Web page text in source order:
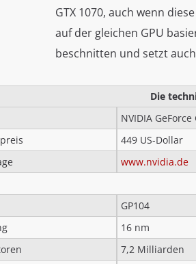
GTX 1070, auch wenn
auf der gleichen GPU
beschnitten und setzt
Die
NVIDIA GeForce
449 US-Dollar
www.nvidia.de
GP104
16 nm
7,2 Milliarden